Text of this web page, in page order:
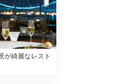
が綺麗なレスト